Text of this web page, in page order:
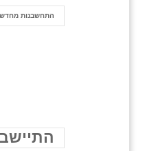
התחשבנות מחדש